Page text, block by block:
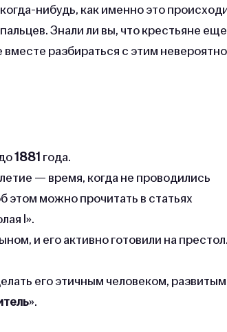
нибудь, как именно это
Знали ли вы, что крестьяне еще
разбираться с этим невероятно
1881 года.
— время, когда не проводились
можно прочитать в статьях
I».
и его активно готовили на престол.
его этичным человеком,
».